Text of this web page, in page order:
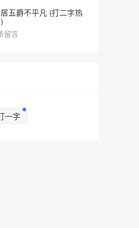
五爵不平凡 (打二字热
留言
一字